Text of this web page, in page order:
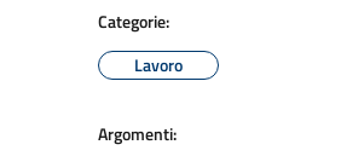
Categorie:
Lavoro
Argomenti: